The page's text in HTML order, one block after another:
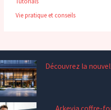
Vie pratique et conseils
Découvrez la